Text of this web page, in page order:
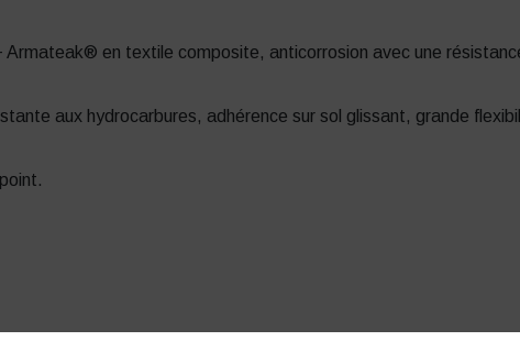
Armateak® en textile composite, anticorrosion avec une
aux hydrocarbures, adhérence sur sol glissant, grande